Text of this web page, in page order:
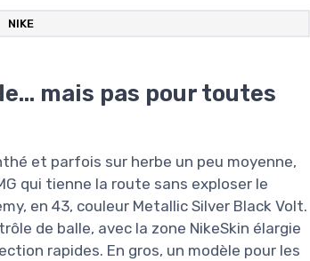
NIKE
mais pas pour toutes
et parfois sur herbe un peu moyenne,
qui tienne la route sans exploser le
en 43, couleur Metallic Silver Black Volt.
de balle, avec la zone NikeSkin élargie
rapides. En gros, un modèle pour les